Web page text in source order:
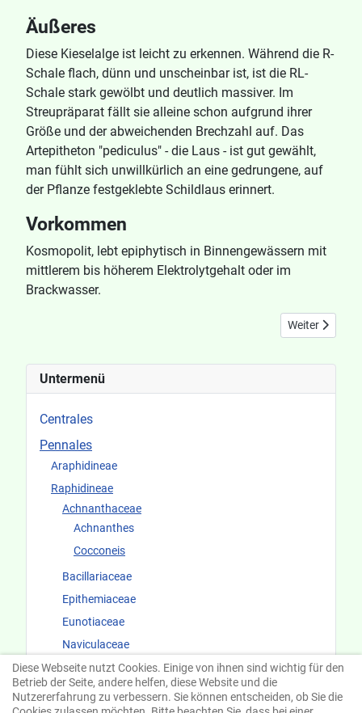
Untermenü
Centrales
Pennales
Araphidineae
Raphidineae
Achnanthaceae
Achnanthes
Cocconeis
Bacillariaceae
Epithemiaceae
Eunotiaceae
Naviculaceae
Surirellaceae
Fundorte und Ökologie
Äußeres
Diese Kieselalge ist leicht zu erkennen. Während die R-
Schale flach, dünn und unscheinbar ist, ist die RL-
Schale stark gewölbt und deutlich massiver. Im
Streupräparat fällt sie alleine schon aufgrund ihrer
Größe und der abweichenden Brechzahl auf. Das
Artepitheton "pediculus" - die Laus - ist gut gewählt,
man fühlt sich unwillkürlich an eine gedrungene, auf
der Pflanze festgeklebte Schildlaus erinnert.
Vorkommen
Kosmopolit, lebt epiphytisch in Binnengewässern mit
mittlerem bis höherem Elektrolytgehalt oder im
Brackwasser.
Nächster
Weiter
Diese Webseite nutzt Cookies. Einige von ihnen sind wichtig für den
Betrieb der Seite, andere helfen, diese Website und die
Nutzererfahrung zu verbessern. Sie können entscheiden, ob Sie die